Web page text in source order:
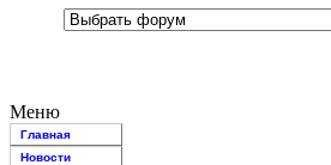
Меню
Главная
Новости